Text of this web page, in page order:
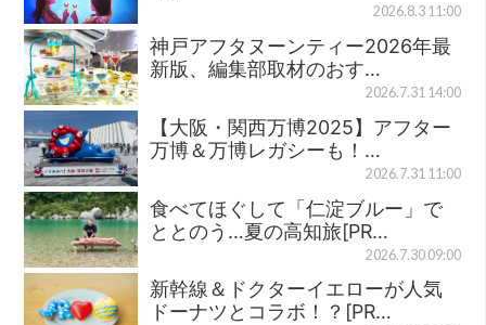
2026.8.3 11:00
神戸アフタヌーンティー2026年最
新版、編集部取材のおす…
2026.7.31 14:00
【大阪・関西万博2025】アフター
万博＆万博レガシーも！…
2026.7.31 11:00
食べてほぐして「仁淀ブルー」で
ととのう…夏の高知旅[PR…
2026.7.30 09:00
新幹線＆ドクターイエローが人気
ドーナツとコラボ！？[PR…